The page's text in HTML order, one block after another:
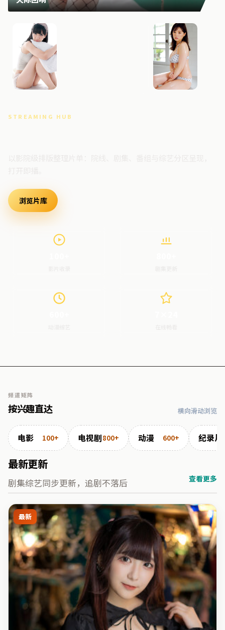
STREAMING HUB
浏览片库
频道矩阵
按兴趣直达 横向滑动浏览
电影 100+ 电视剧800+ 动漫 600+ 纪录片
最新更新
剧集综艺同步更新，追剧不落后 查看更多
最新